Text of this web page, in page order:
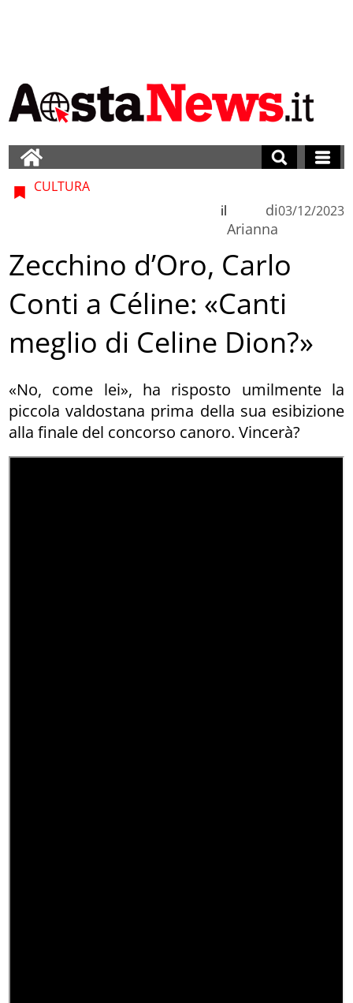
CULTURA
di
Arianna
il 03/12/2023
Zecchino d’Oro, Carlo
Conti a Céline: «Canti
meglio di Celine Dion?»
«No, come lei», ha risposto umilmente la
piccola valdostana prima della sua esibizione
alla finale del concorso canoro. Vincerà?